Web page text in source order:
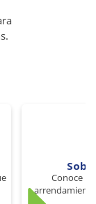
Conoce